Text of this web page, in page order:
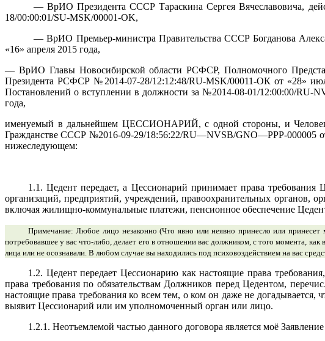
— ВрИО Президента СССР Тараскина Сергея Вячеславовича,
18/00:00:01/SU-MSK/00001-OK,
— ВрИО Премьер-министра Правительства СССР Богданова
«16» апреля 2015 года,
— ВрИО Главы Новосибирской области РСФСР, Полномочного
Президента РСФСР №2014-07-28/12:12:48/RU-MSK/00011-ОК от «28»
Постановлений о вступлении в должности за №2014-08-01/12:00:00/RU-N
года,
именуемый в дальнейшем ЦЕССИОНАРИЙ, с одной стороны, и
Гражданстве СССР №2016-09-29/18:56:22/RU—NVSB/GNO—PPP-000005
нижеследующем:
1.1. Цедент передает, а Цессионарий принимает права
организаций, предприятий, учреждений, правоохранительных органов,
включая жилищно-коммунальные платежи, пенсионное обеспечение
Примечание: Любое лицо незаконно (Что явно или неявно принесло или
потребовавшее у вас что-либо, делает его в отношении вас должником, с того момента,
лица или не осознавали. В любом случае вы находились под психовоздействием на вас
1.2. Цедент передает Цессионарию как настоящие права
права требования по обязательствам Должников перед Цедентом,
настоящие права требования ко всем тем, о ком он даже не
выявит Цессионарий или им уполномоченный орган или лицо.
1.2.1. Неотъемлемой частью данного договора является моё